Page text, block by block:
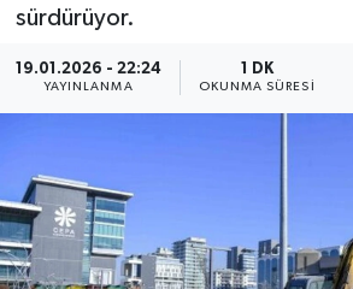
sürdürüyor.
19.01.2026 - 22:24
YAYINLANMA
1 DK
OKUNMA SÜRESI